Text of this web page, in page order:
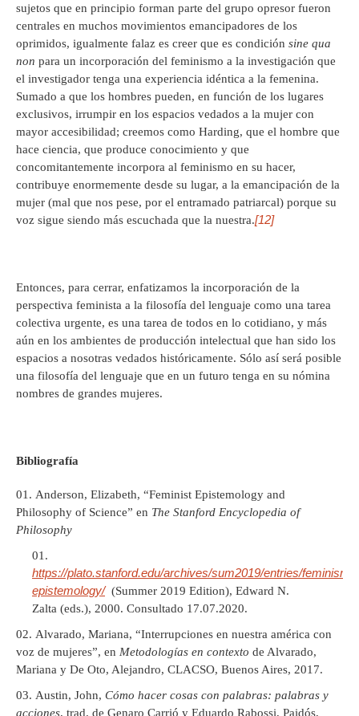
sujetos que en principio forman parte del grupo opresor fueron
centrales en muchos movimientos emancipadores de los
oprimidos, igualmente falaz es creer que es condición sine qua
non para un incorporación del feminismo a la investigación que
el investigador tenga una experiencia idéntica a la femenina.
Sumado a que los hombres pueden, en función de los lugares
exclusivos, irrumpir en los espacios vedados a la mujer con
mayor accesibilidad; creemos como Harding, que el hombre que
hace ciencia, que produce conocimiento y que
concomitantemente incorpora al feminismo en su hacer,
contribuye enormemente desde su lugar, a la emancipación de la
mujer (mal que nos pese, por el entramado patriarcal) porque su
voz sigue siendo más escuchada que la nuestra.[12]
Entonces, para cerrar, enfatizamos la incorporación de la
perspectiva feminista a la filosofía del lenguaje como una tarea
colectiva urgente, es una tarea de todos en lo cotidiano, y más
aún en los ambientes de producción intelectual que han sido los
espacios a nosotras vedados históricamente. Sólo así será posible
una filosofía del lenguaje que en un futuro tenga en su nómina
nombres de grandes mujeres.
Bibliografía
Anderson, Elizabeth, “Feminist Epistemology and
Philosophy of Science” en The Stanford Encyclopedia of
Philosophy
https://plato.stanford.edu/archives/sum2019/entries/feminism-
epistemology/(Summer 2019 Edition), Edward N.
Zalta (eds.), 2000. Consultado 17.07.2020.
Alvarado, Mariana, “Interrupciones en nuestra américa con
voz de mujeres”, en Metodologías en contexto de Alvarado,
Mariana y De Oto, Alejandro, CLACSO, Buenos Aires, 2017.
Austin, John, Cómo hacer cosas con palabras: palabras y
acciones, trad. de Genaro Carrió y Eduardo Rabossi, Paidós,